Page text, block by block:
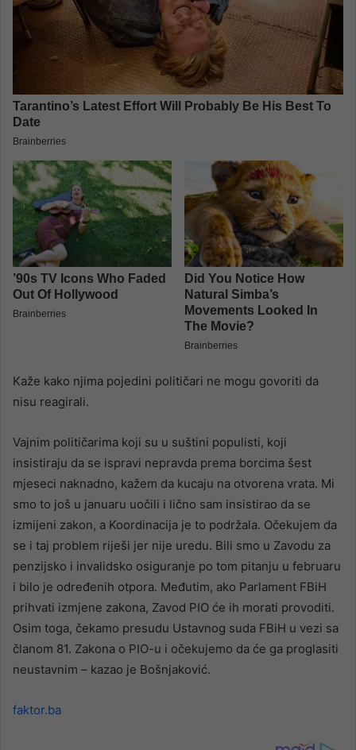
Kaže kako njima pojedini političari ne mogu govoriti da
nisu reagirali.
Vajnim političarima koji su u suštini populisti, koji
insistiraju da se ispravi nepravda prema borcima šest
mjeseci naknadno, kažem da kucaju na otvorena vrata. Mi
smo to još u januaru uočili i lično sam insistirao da se
izmijeni zakon, a Koordinacija je to podržala. Očekujem da
se i taj problem riješi jer nije uredu. Bili smo u Zavodu za
penzijsko i invalidsko osiguranje po tom pitanju u februaru
i bilo je određenih otpora. Međutim, ako Parlament FBiH
prihvati izmjene zakona, Zavod PIO će ih morati provoditi.
Osim toga, čekamo presudu Ustavnog suda FBiH u vezi sa
članom 81. Zakona o PIO-u i očekujemo da će ga proglasiti
neustavnim – kazao je Bošnjaković.
faktor.ba